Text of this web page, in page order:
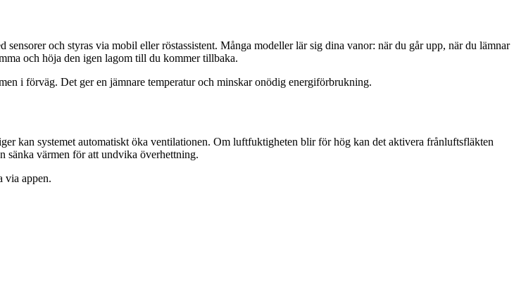
och styras via mobil eller röstassistent. Många modeller lär sig dina vanor: när du går upp, när du lämnar
och höja den igen lagom till du kommer tillbaka.
i förväg. Det ger en jämnare temperatur och minskar onödig energiförbrukning.
kan systemet automatiskt öka ventilationen. Om luftfuktigheten blir för hög kan det aktivera frånluftsfläkten
sänka värmen för att undvika överhettning.
via appen.